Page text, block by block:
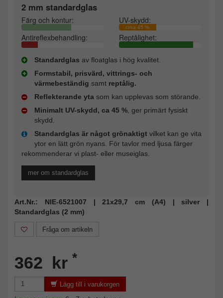
2 mm standardglas
Färg och kontur: UV-skydd:
cirka 45 %
Antireflexbehandling: Reptålighet:
Standardglas av floatglas i hög kvalitet.
Formstabil, prisvärd, vittrings- och
värmebeständig samt reptålig.
Reflekterande yta som kan upplevas som störande.
Minimalt UV-skydd, ca 45 % , ger primärt fysiskt
skydd.
Standardglas är något grönaktigt vilket kan ge vita
ytor en lätt grön nyans. För tavlor med ljusa färger
rekommenderar vi plast- eller museiglas.
mer om standardglas
Art.Nr.: NIE-6521007 | 21x29,7 cm (A4) | silver |
Standardglas (2 mm)
Fråga om artikeln
362 kr *
Lägg till i varukorgen